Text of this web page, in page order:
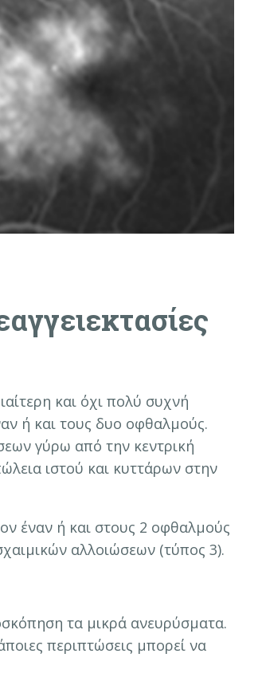
και όχι πολύ συχνή
ή και τους δυο οφθαλμούς.
γύρω από την κεντρική
ιστού και κυττάρων στην
έναν ή και στους 2 οφθαλμούς
αλλοιώσεων (τύπος 3).
τα μικρά ανευρύσματα.
περιπτώσεις μπορεί να